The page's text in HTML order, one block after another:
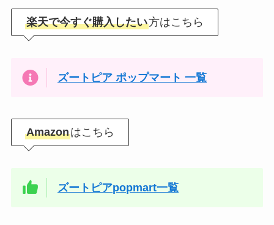
楽天で今すぐ購入したい方はこちら
ズートピア ポップマート 一覧
Amazonはこちら
ズートピアpopmart一覧